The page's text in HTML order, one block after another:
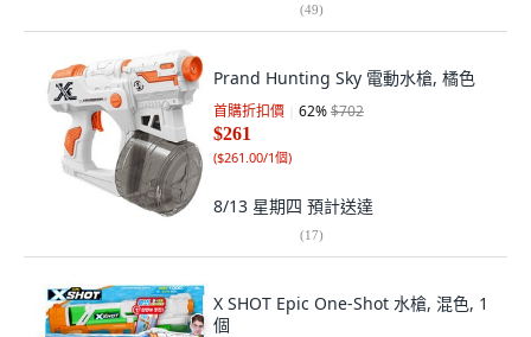
(49)
Prand Hunting Sky 電動水槍, 橘色
首購折扣價 62%$702
$261
($261.00/1個)
8/13 星期四 預計送達
(17)
X SHOT Epic One-Shot 水槍, 混色, 1
個